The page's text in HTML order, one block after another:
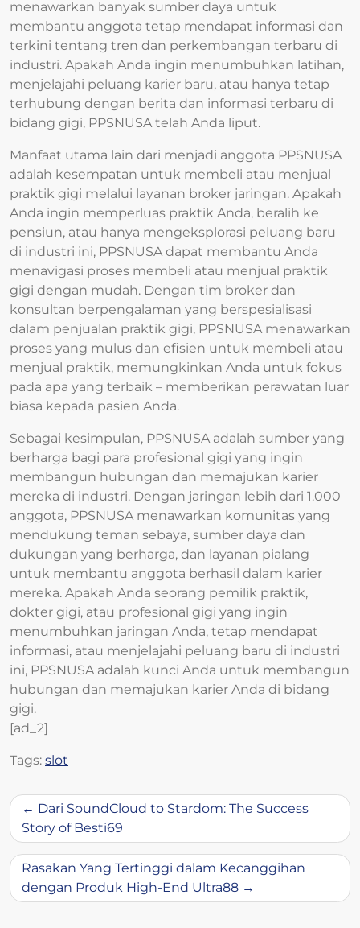
menawarkan banyak sumber daya untuk
membantu anggota tetap mendapat informasi dan
terkini tentang tren dan perkembangan terbaru di
industri. Apakah Anda ingin menumbuhkan latihan,
menjelajahi peluang karier baru, atau hanya tetap
terhubung dengan berita dan informasi terbaru di
bidang gigi, PPSNUSA telah Anda liput.
Manfaat utama lain dari menjadi anggota PPSNUSA
adalah kesempatan untuk membeli atau menjual
praktik gigi melalui layanan broker jaringan. Apakah
Anda ingin memperluas praktik Anda, beralih ke
pensiun, atau hanya mengeksplorasi peluang baru
di industri ini, PPSNUSA dapat membantu Anda
menavigasi proses membeli atau menjual praktik
gigi dengan mudah. Dengan tim broker dan
konsultan berpengalaman yang berspesialisasi
dalam penjualan praktik gigi, PPSNUSA menawarkan
proses yang mulus dan efisien untuk membeli atau
menjual praktik, memungkinkan Anda untuk fokus
pada apa yang terbaik – memberikan perawatan luar
biasa kepada pasien Anda.
Sebagai kesimpulan, PPSNUSA adalah sumber yang
berharga bagi para profesional gigi yang ingin
membangun hubungan dan memajukan karier
mereka di industri. Dengan jaringan lebih dari 1.000
anggota, PPSNUSA menawarkan komunitas yang
mendukung teman sebaya, sumber daya dan
dukungan yang berharga, dan layanan pialang
untuk membantu anggota berhasil dalam karier
mereka. Apakah Anda seorang pemilik praktik,
dokter gigi, atau profesional gigi yang ingin
menumbuhkan jaringan Anda, tetap mendapat
informasi, atau menjelajahi peluang baru di industri
ini, PPSNUSA adalah kunci Anda untuk membangun
hubungan dan memajukan karier Anda di bidang
gigi.
[ad_2]
Tags: slot
Post
navigation
Dari SoundCloud to Stardom: The Success
Story of Besti69
Rasakan Yang Tertinggi dalam Kecanggihan
dengan Produk High-End Ultra88